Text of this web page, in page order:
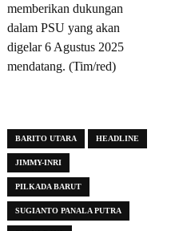
memberikan dukungan
dalam PSU yang akan
digelar 6 Agustus 2025
mendatang. (Tim/red)
BARITO UTARA HEADLINE
JIMMY-INRI
PILKADA BARUT
SUGIANTO PANALA PUTRA